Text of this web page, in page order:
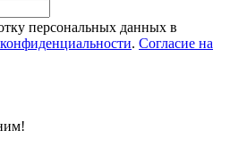
персональных данных в
. Согласие на